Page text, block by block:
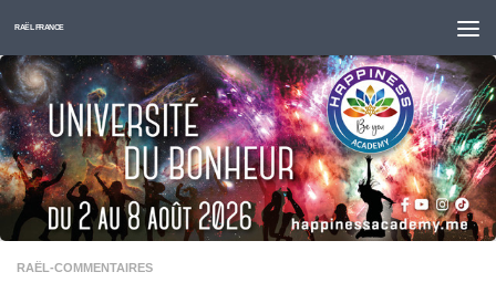
Skip to content
RAËL FRANCE
RAËL-COMMENTAIRES